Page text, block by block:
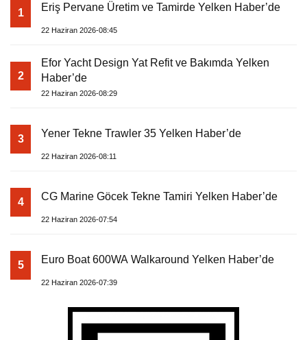
1 Eriş Pervane Üretim ve Tamirde Yelken Haber’de
22 Haziran 2026-08:45
2
Efor Yacht Design Yat Refit ve Bakımda Yelken
Haber’de
22 Haziran 2026-08:29
3 Yener Tekne Trawler 35 Yelken Haber’de
22 Haziran 2026-08:11
4 CG Marine Göcek Tekne Tamiri Yelken Haber’de
22 Haziran 2026-07:54
5 Euro Boat 600WA Walkaround Yelken Haber’de
22 Haziran 2026-07:39